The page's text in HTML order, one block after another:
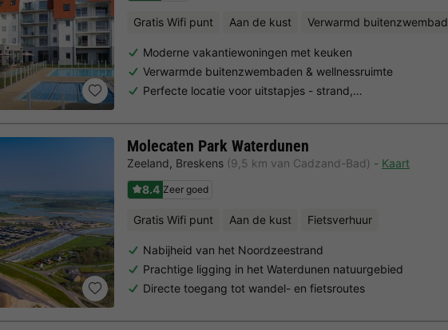
Gratis Wifi punt Aan de kust Verwarmd buitenzwembad
Moderne vakantiewoningen met keuken
Verwarmde buitenzwembaden & wellnessruimte
Perfecte locatie voor uitstapjes - strand,…
Molecaten Park Waterdunen
Zeeland, Breskens (9,5 km van Cadzand-Bad)
Kaart
8.4 Zeer goed
Gratis Wifi punt Aan de kust Fietsverhuur
Nabijheid van het Noordzeestrand
Prachtige ligging in het Waterdunen natuurgebied
Directe toegang tot wandel- en fietsroutes